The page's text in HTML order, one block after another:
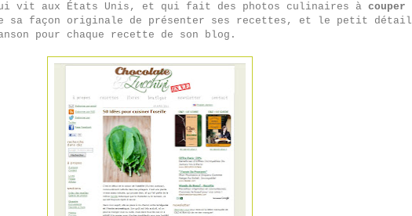
vit aux États Unis, et qui fait des photos culinaires à couper
sa façon originale de présenter ses recettes, et le petit détail
pour chaque recette de son blog.